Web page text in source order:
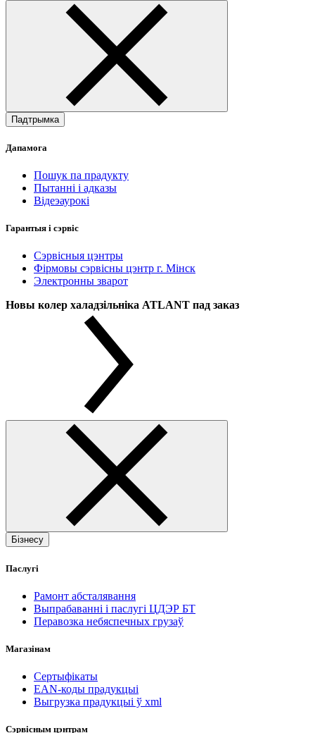
Падтрымка
Дапамога
Пошук па прадукту
Пытанні і адказы
Відеэаурокі
Гарантыя і сэрвіс
Сэрвісныя цэнтры
Фірмовы сэрвісны цэнтр г. Мінск
Электронны зварот
Новы колер халадзільніка ATLANT пад заказ
Бізнесу
Паслугі
Рамонт абсталявання
Выпрабаванні і паслугі ЦДЭР БТ
Перавозка небяспечных грузаў
Магазінам
Сертыфікаты
EAN-коды прадукцыі
Выгрузка прадукцыі ў xml
Сэрвісным цэнтрам